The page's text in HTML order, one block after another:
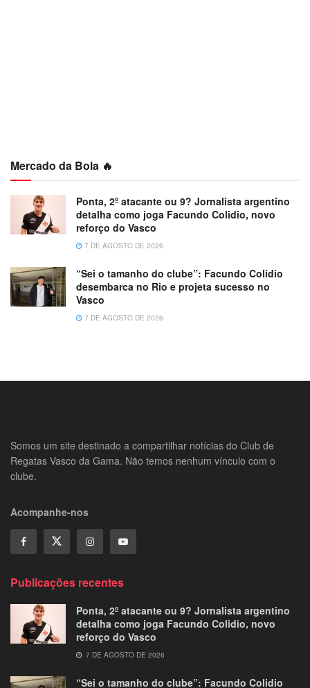
Mercado da Bola 🔥
Ponta, 2º atacante ou 9? Jornalista argentino
detalha como joga Facundo Colidio, novo
reforço do Vasco
7 DE AGOSTO DE 2026
“Sei o tamanho do clube”: Facundo Colidio
desembarca no Rio e projeta sucesso no
Vasco
7 DE AGOSTO DE 2026
Somos um site destinado a compartilhar notícias do Club de
Regatas Vasco da Gama. Não temos nenhum vínculo com o
clube.
Acompanhe-nos
Publicações recentes
Ponta, 2º atacante ou 9? Jornalista argentino
detalha como joga Facundo Colidio, novo
reforço do Vasco
7 DE AGOSTO DE 2026
“Sei o tamanho do clube”: Facundo Colidio